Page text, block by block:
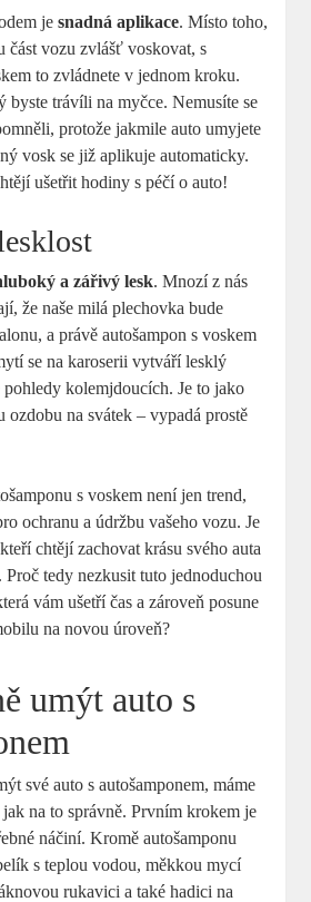
jesnadná aplikace. Místo toho,
část vozu zvlášť voskovat, s
to zvládnete v jednom kroku.
byste trávíli na myčce. Nemusíte se
protože jakmile auto umyjete
vosk se již aplikuje automaticky.
ušetřit hodiny s péčí o auto!
a zářivý lesk. Mnozí z nás
že naše milá plechovka bude
a právě autošampon s voskem
se na karoserii vytváří lesklý
kolemjdoucích. Je to jako
ozdobu na svátek – vypadá prostě
s voskem není jen trend,
ochranu a údržbu vašeho vozu. Je
chtějí zachovat krásu svého auta
Proč tedy nezkusit tuto jednoduchou
vám ušetří čas a zároveň posune
na novou úroveň?
umýt auto s
své auto s autošamponem, máme
na to správně. Prvním krokem je
náčiní. Kromě autošamponu
s teplou vodou, měkkou mycí
rukavici a také hadici na